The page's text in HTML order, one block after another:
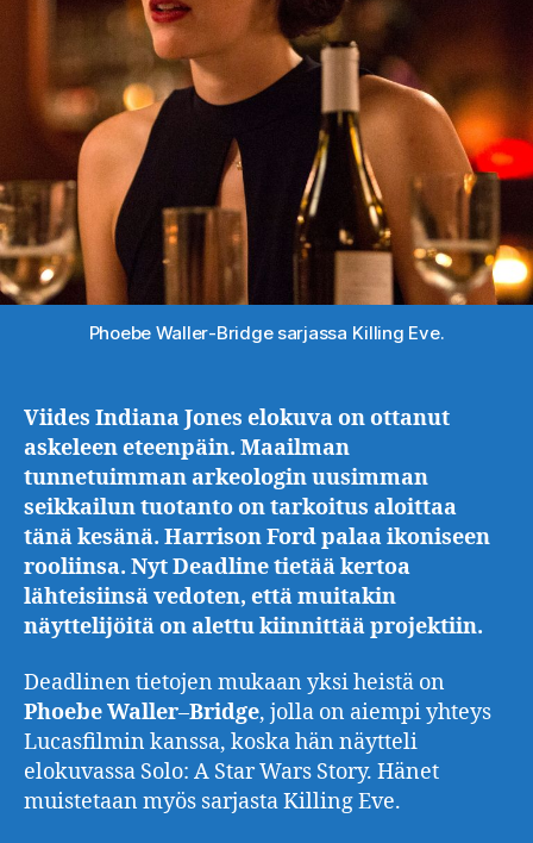
Phoebe Waller-Bridge sarjassa Killing Eve.
Viides Indiana Jones elokuva on ottanut
askeleen eteenpäin. Maailman
tunnetuimman arkeologin uusimman
seikkailun tuotanto on tarkoitus aloittaa
tänä kesänä. Harrison Ford palaa ikoniseen
rooliinsa. Nyt Deadline tietää kertoa
lähteisiinsä vedoten, että muitakin
näyttelijöitä on alettu kiinnittää projektiin.
Deadlinen tietojen mukaan yksi heistä on
PhoebeWaller–Bridge, jolla on aiempi yhteys
Lucasfilmin kanssa, koska hän näytteli
elokuvassa Solo: A Star Wars Story. Hänet
muistetaan myös sarjasta Killing Eve.